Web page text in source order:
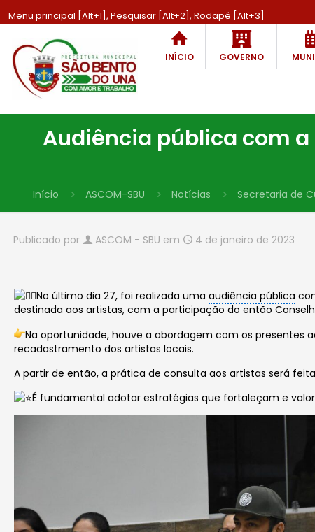
Menu principal [Alt+1], Pesquisar [Alt+2], Rodapé [Alt+3]
INÍCIO GOVERNO
Audiência pública com a
Início ASCOM-SBU Notícias Secretaria de
Publicado por ASCOM - SBU em 4 de janeiro de 2023
No último dia 27, foi realizada umaaudiência pública
destinada aos artistas, com a participação do então
Na oportunidade, houve a abordagem com os
recadastramento dos artistas locais.
A partir de então, a prática de consulta aos artistas será
É fundamental adotar estratégias que fortaleçam e